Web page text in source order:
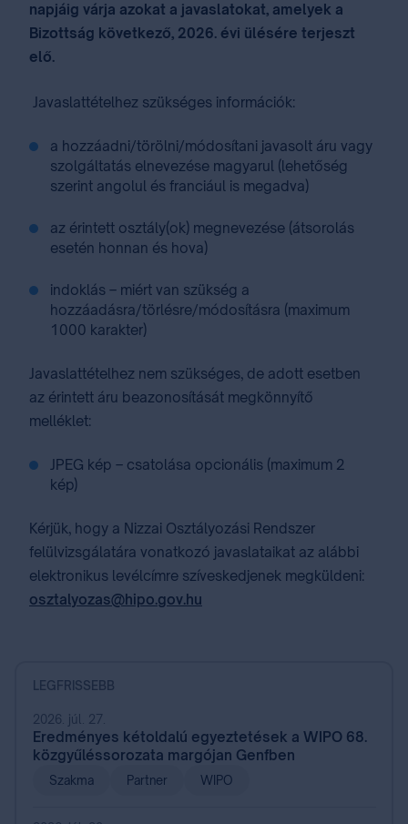
napjáig várja azokat a javaslatokat, amelyek a
Bizottság következő, 2026. évi ülésére terjeszt
elő.
Javaslattételhez szükséges információk:
a hozzáadni/törölni/módosítani javasolt áru vagy
szolgáltatás elnevezése magyarul (lehetőség
szerint angolul és franciául is megadva)
az érintett osztály(ok) megnevezése (átsorolás
esetén honnan és hova)
indoklás – miért van szükség a
hozzáadásra/törlésre/módosításra (maximum
1000 karakter)
Javaslattételhez nem szükséges, de adott esetben
az érintett áru beazonosítását megkönnyítő
melléklet:
JPEG kép – csatolása opcionális (maximum 2
kép)
Kérjük, hogy a Nizzai Osztályozási Rendszer
felülvizsgálatára vonatkozó javaslataikat az alábbi
elektronikus levélcímre szíveskedjenek megküldeni:
osztalyozas@hipo.gov.hu
LEGFRISSEBB
2026. júl. 27.
Eredményes kétoldalú egyeztetések a WIPO 68.
közgyűléssorozata margójan Genfben
Szakma Partner WIPO